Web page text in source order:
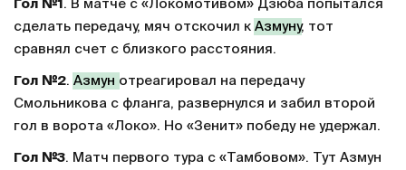
Гол №1 . В матче с «Локомотивом» Дзюба попытался
сделать передачу, мяч отскочил к Азмуну, тот
сравнял счет с близкого расстояния.
Гол №2. Азмун отреагировал на передачу
Смольникова с фланга, развернулся и забил второй
гол в ворота «Локо». Но «Зенит» победу не удержал.
Гол №3. Матч первого тура с «Тамбовом». Тут Азмун